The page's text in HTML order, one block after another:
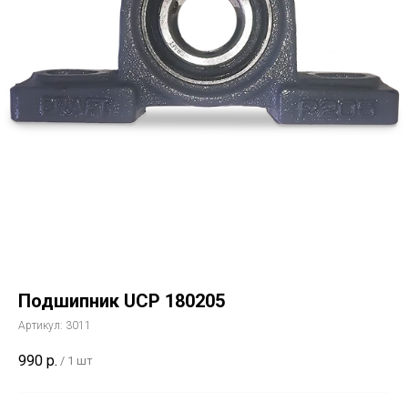
Подшипник UCP 180205
Артикул: 3011
990 р. / 1 шт